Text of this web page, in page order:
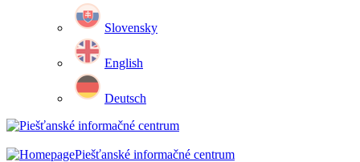
Slovensky
English
Deutsch
Piešťanské informačné centrum